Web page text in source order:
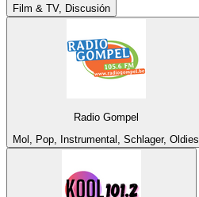
Film & TV, Discusión
Radio Gompel
Mol, Pop, Instrumental, Schlager, Oldies